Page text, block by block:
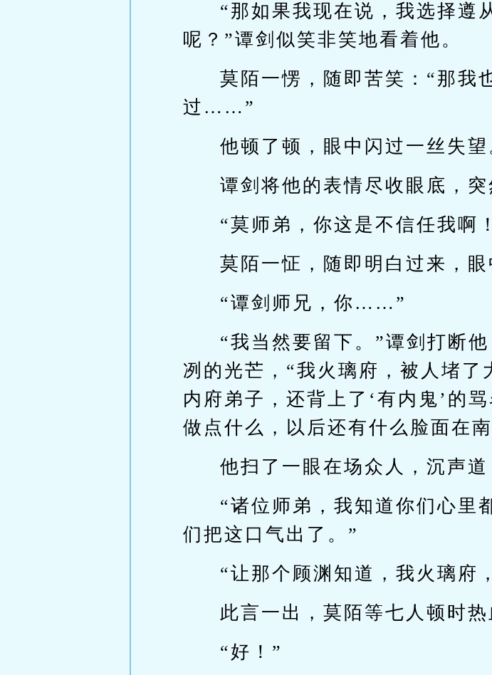
“那如果我现在说，我选择遵
呢？”谭剑似笑非笑地看着他。
莫陌一愣，随即苦笑：“那我
过……”
他顿了顿，眼中闪过一丝失望
谭剑将他的表情尽收眼底，突
“莫师弟，你这是不信任我啊
莫陌一怔，随即明白过来，
“谭剑师兄，你……”
“我当然要留下。”谭剑打断
冽的光芒，“我火璃府，被人堵
内府弟子，还背上了‘有内鬼’的
做点什么，以后还有什么脸面在
他扫了一眼在场众人，沉声道
“诸位师弟，我知道你们心里
们把这口气出了。”
“让那个顾渊知道，我火璃府
此言一出，莫陌等七人顿时热
“好！”